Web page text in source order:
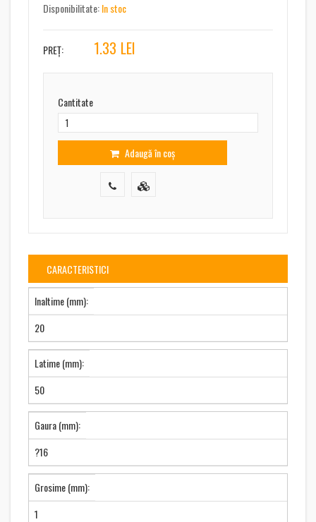
Disponibilitate:In stoc
PREȚ: 1.33 LEI
Cantitate
Adaugă în coș
CARACTERISTICI
Inaltime (mm):
20
Latime (mm):
50
Gaura (mm):
?16
Grosime (mm):
1